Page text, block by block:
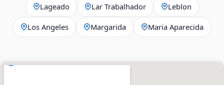
Lageado Lar Trabalhador Leblon
Los Angeles Margarida Maria Aparecida